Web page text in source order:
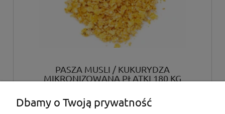
PASZA MUSLI / KUKURYDZA
MIKRONIZOWANA PŁATKI 180 KG
490,00 zł
Dbamy o Twoją prywatność